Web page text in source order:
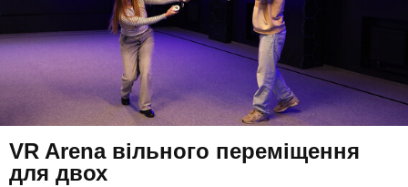
VR Arena вільного переміщення
для двох